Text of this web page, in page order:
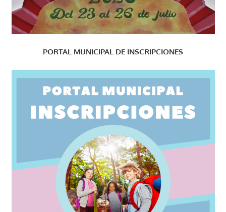
PORTAL MUNICIPAL DE INSCRIPCIONES